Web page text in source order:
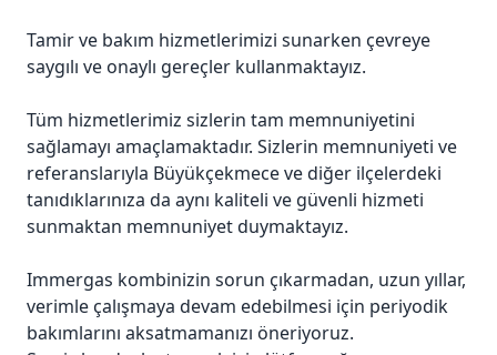
Tamir ve bakım hizmetlerimizi sunarken çevreye
saygılı ve onaylı gereçler kullanmaktayız.
Tüm hizmetlerimiz sizlerin tam memnuniyetini
sağlamayı amaçlamaktadır. Sizlerin memnuniyeti ve
referanslarıyla Büyükçekmece ve diğer ilçelerdeki
tanıdıklarınıza da aynı kaliteli ve güvenli hizmeti
sunmaktan memnuniyet duymaktayız.
Immergas kombinizin sorun çıkarmadan, uzun yıllar,
verimle çalışmaya devam edebilmesi için periyodik
bakımlarını aksatmamanızı öneriyoruz.